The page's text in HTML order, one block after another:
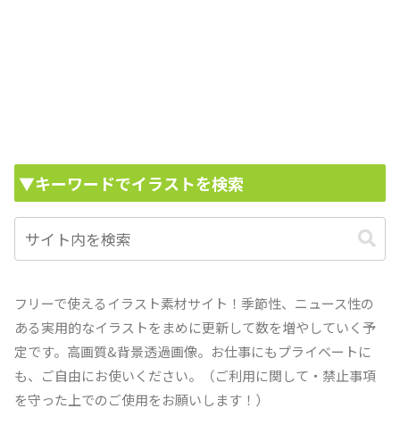
▼キーワードでイラストを検索
フリーで使えるイラスト素材サイト！季節性、ニュース性の
ある実用的なイラストをまめに更新して数を増やしていく予
定です。高画質&背景透過画像。お仕事にもプライベートに
も、ご自由にお使いください。（ご利用に関して・禁止事項
を守った上でのご使用をお願いします！）